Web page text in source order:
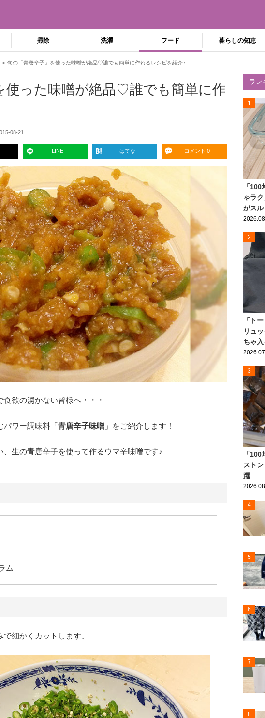
掃除 洗濯 フード 暮らしの知恵
旬の「青唐辛子」を使った味噌が絶品♡誰でも簡単に作れるレシピを紹介♪
使った味噌が絶品♡誰でも簡単に作
08-21
LINE はてな コメント 0
欲の湧かない皆様へ・・・
ワー調味料「 青唐辛子味噌 」をご紹介します！
、生の青唐辛子を使って作るウマ辛味噌です♪
ム
細かくカットします。
ラン
1
「
ゃラ
がスル
2
「ト
リュ
ちゃ入
3
「
スト
躍
4
5
6
7
8